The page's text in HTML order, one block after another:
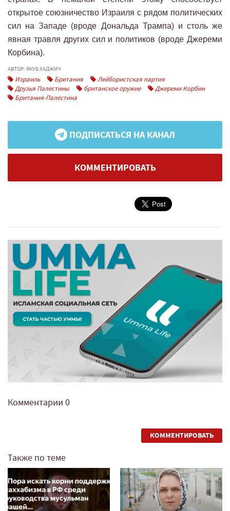
открытое союзничество Израиля с рядом политических
сил на Западе (вроде Дональда Трампа) и столь же
явная травля других сил и политиков (вроде Джереми
Корбина).
АВТОР: ЯКУБ ХАДЖИЧ
Израиль Британия
Лейбористская партия
Друзья Палестины
британское оружие
Джереми Корбин
Британия-Палестина
ПОДПИСАТЬСЯ НА КАНАЛ
КОММЕНТИРОВАТЬ
Комментарии 0
КОММЕНТИРОВАТЬ
Также по теме